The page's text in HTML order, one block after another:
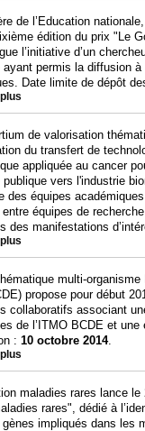
de l’Education
édition du prix "Le
l’initiative d’un
ayant permis la diffusion
Date limite de dépôt
de valorisation
du transfert de
appliquée au cancer
publique vers l'industrie
des équipes
équipes de
des manifestations
multi-
propose pour début
collaboratifs associant
de l’ITMO BCDE et
: 10 octobre 2014.
maladies rares lance
rares", dédié à
impliqués dans les